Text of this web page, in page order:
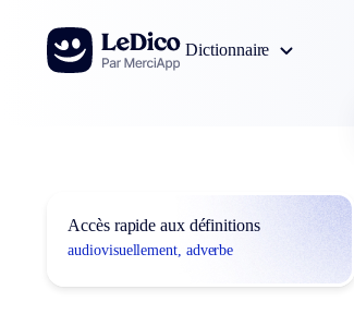
Aller au contenu
Dictionnaire
Accès rapide aux définitions
audiovisuellement, adverbe